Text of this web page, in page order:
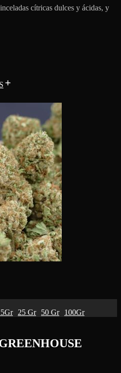
cítricas dulces y ácidas, y
25 Gr 50 Gr 100Gr